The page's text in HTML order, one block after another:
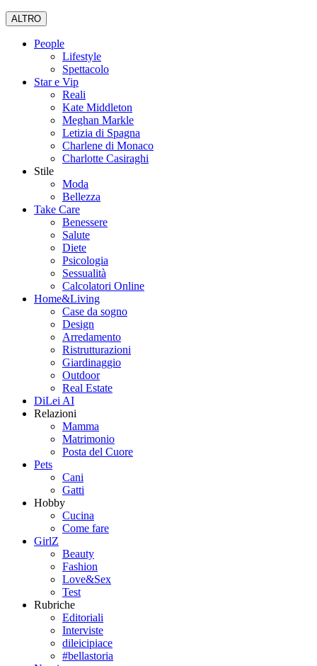
ALTRO
People
Lifestyle
Spettacolo
Star e Vip
Reali
Kate Middleton
Meghan Markle
Letizia di Spagna
Charlene di Monaco
Charlotte Casiraghi
Stile
Moda
Bellezza
Take Care
Benessere
Salute
Diete
Psicologia
Sessualità
Calcolatori Online
Home&Living
Case da sogno
Design
Arredamento
Ristrutturazioni
Giardinaggio
Outdoor
Real Estate
DiLei AI
Relazioni
Mamma
Matrimonio
Posta del Cuore
Pets
Cani
Gatti
Hobby
Cucina
Come fare
GirlZ
Beauty
Fashion
Love&Sex
Test
Rubriche
Editoriali
Interviste
dileicipiace
#bellastoria